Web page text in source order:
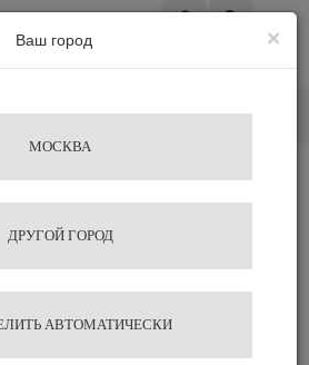
×
Ваш город
МОСКВА
ДРУГОЙ ГОРОД
АВТОМАТИЧЕСКИ